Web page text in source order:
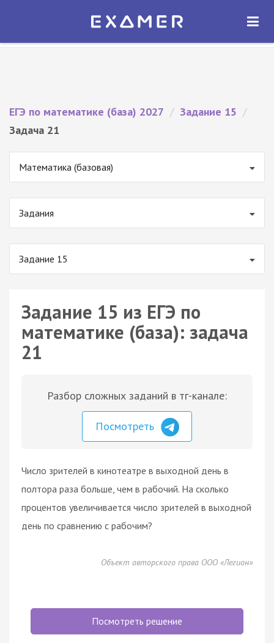
Экзамер — ЕГЭ 2027
ОТКРЫТЬ
ЕГЭ по математике (база) 2027 / Задание 15 /
Задача 21
Математика (базовая)
Задания
Задание 15
Задание 15 из ЕГЭ по
математике (база): задача
21
Разбор сложных заданий в тг-канале:
Посмотреть
Число зрителей в кинотеатре в выходной день в
полтора раза больше, чем в рабочий. На сколько
процентов увеличивается число зрителей в выходной
день по сравнению с рабочим?
Объект авторского права ООО «Легион»
Посмотреть решение